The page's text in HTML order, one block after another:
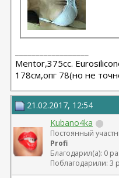
Мentor,375cc.
178см,опг 78(но не
21.02.2017, 12:54
Kubano4ka
Постоянный
Profi
Благодарил(а): 0
Поблагодарили: 3